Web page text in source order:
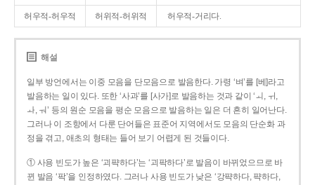
허우적-허우적 허위적-허위적 허우적-거리다.
해설
일부 방언에서는 이중 모음을 단모음으로 발음한다. 가령 ‘벼’를 [베]라고
발음하는 일이 있다. 또한 ‘사과’를 [사가]로 발음하는 것과 같이 ‘ㅚ, ㅟ,
ㅘ, ㅝ’ 등의 원순 모음을 평순 모음으로 발음하는 일은 더 흔히 일어난다.
그러나 이 조항에서 다룬 단어들은 표준어 지역에서도 모음의 단순화 과
정을 겪고, 애초의 형태는 들어 보기 어렵게 된 것들이다.
① 사용 빈도가 높은 ‘괴퍅하다’는 ‘괴팍하다’로 발음이 바뀌었으므로 바
뀐 발음 ‘팍’을 인정하였다. 그러나 사용 빈도가 낮은 ‘강퍅하다, 퍅하다,